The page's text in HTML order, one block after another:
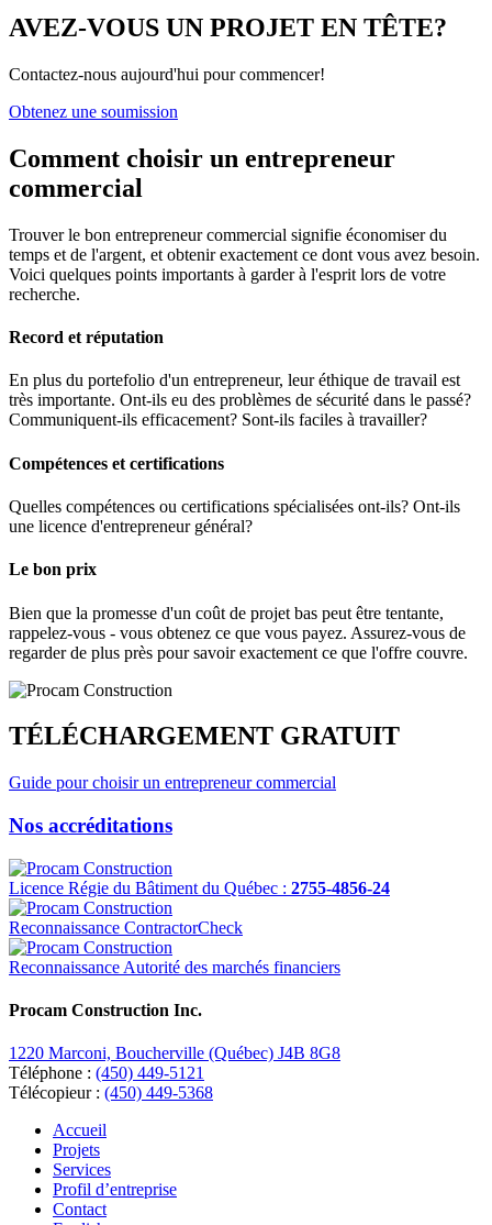
AVEZ-VOUS UN PROJET EN TÊTE?
Contactez-nous aujourd'hui pour commencer!
Obtenez une soumission
Comment choisir un entrepreneur
commercial
Trouver le bon entrepreneur commercial signifie économiser du
temps et de l'argent, et obtenir exactement ce dont vous avez besoin.
Voici quelques points importants à garder à l'esprit lors de votre
recherche.
Record et réputation
En plus du portefolio d'un entrepreneur, leur éthique de travail est
très importante. Ont-ils eu des problèmes de sécurité dans le passé?
Communiquent-ils efficacement? Sont-ils faciles à travailler?
Compétences et certifications
Quelles compétences ou certifications spécialisées ont-ils? Ont-ils
une licence d'entrepreneur général?
Le bon prix
Bien que la promesse d'un coût de projet bas peut être tentante,
rappelez-vous - vous obtenez ce que vous payez. Assurez-vous de
regarder de plus près pour savoir exactement ce que l'offre couvre.
TÉLÉCHARGEMENT GRATUIT
Guide pour choisir un entrepreneur commercial
Nos accréditations
Licence Régie du Bâtiment du Québec : 2755-4856-24
Reconnaissance ContractorCheck
Reconnaissance Autorité des marchés financiers
Procam Construction Inc.
1220 Marconi, Boucherville (Québec) J4B 8G8
Téléphone : (450) 449-5121
Télécopieur : (450) 449-5368
Accueil
Projets
Services
Profil d’entreprise
Contact